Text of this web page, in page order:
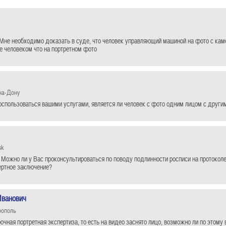
необходимо доказать в суде, что человек управляющий машиной на фото с
что на портретном фото
Дону
вашими услугами, является ли человек с фото одним лицом с
ли у Вас проконсультироваться по поводу подлинности росписи на
заключение?
портретная экспертиза, то есть на видео заснято лицо, возможно ли по